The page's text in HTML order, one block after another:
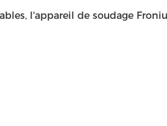
l'appareil de soudage